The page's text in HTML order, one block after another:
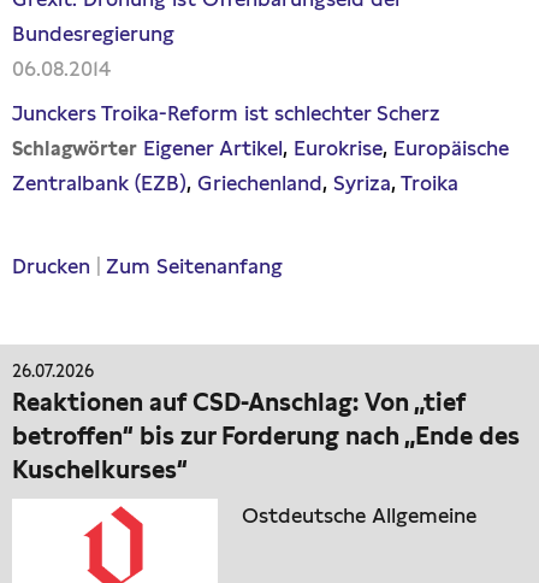
Bundesregierung
06.08.2014
Junckers Troika-Reform ist schlechter Scherz
Schlagwörter Eigener Artikel Eurokrise Europäische
Zentralbank (EZB) Griechenland Syriza Troika
Drucken Zum Seitenanfang
26.07.2026
Reaktionen auf CSD-Anschlag: Von „tief
betroffen“ bis zur Forderung nach „Ende des
Kuschelkurses“
Ostdeutsche Allgemeine